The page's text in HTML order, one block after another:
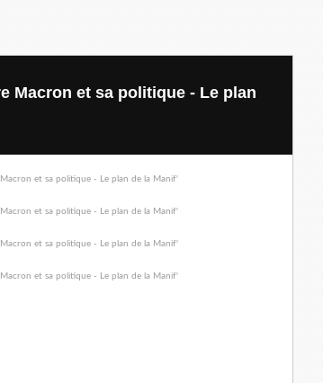
Macron et sa politique - Le plan